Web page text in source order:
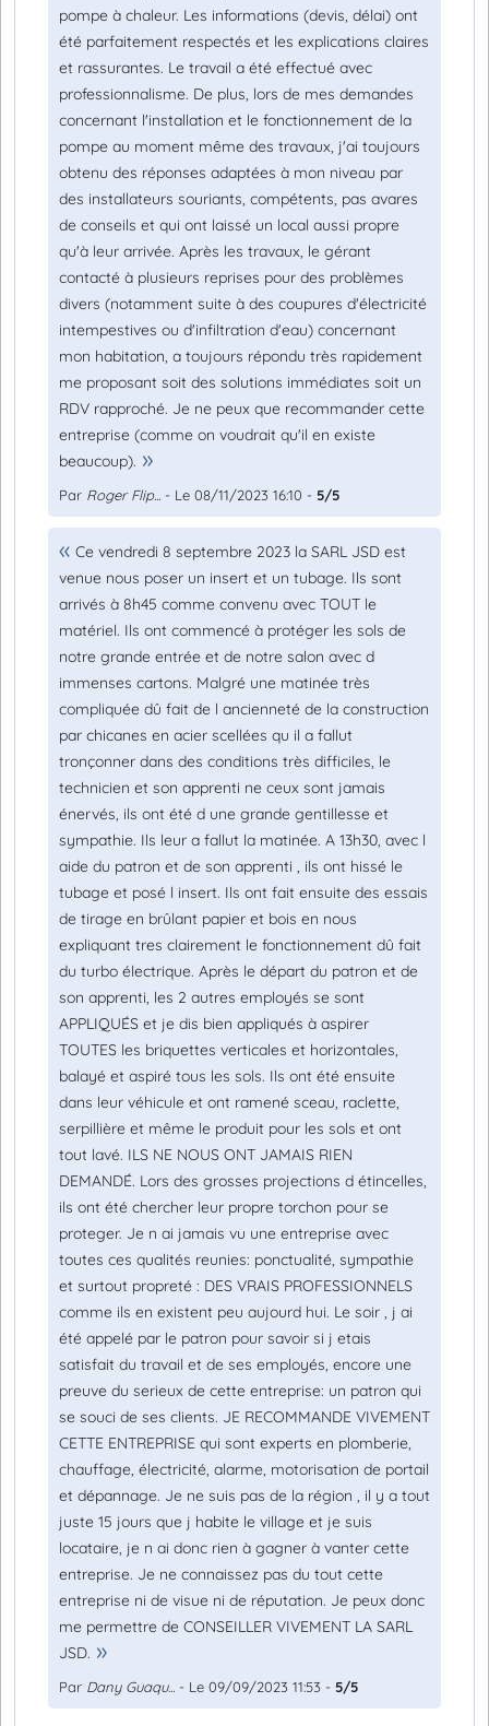
pompe à chaleur. Les informations (devis, délai) ont
été parfaitement respectés et les explications claires
et rassurantes. Le travail a été effectué avec
professionnalisme. De plus, lors de mes demandes
concernant l'installation et le fonctionnement de la
pompe au moment même des travaux, j'ai toujours
obtenu des réponses adaptées à mon niveau par
des installateurs souriants, compétents, pas avares
de conseils et qui ont laissé un local aussi propre
qu'à leur arrivée. Après les travaux, le gérant
contacté à plusieurs reprises pour des problèmes
divers (notamment suite à des coupures d'électricité
intempestives ou d'infiltration d'eau) concernant
mon habitation, a toujours répondu très rapidement
me proposant soit des solutions immédiates soit un
RDV rapproché. Je ne peux que recommander cette
entreprise (comme on voudrait qu'il en existe
beaucoup).
Par Roger Flip... - Le 08/11/2023 16:10 - 5/5
Ce vendredi 8 septembre 2023 la SARL JSD est
venue nous poser un insert et un tubage. Ils sont
arrivés à 8h45 comme convenu avec TOUT le
matériel. Ils ont commencé à protéger les sols de
notre grande entrée et de notre salon avec d
immenses cartons. Malgré une matinée très
compliquée dû fait de l ancienneté de la construction
par chicanes en acier scellées qu il a fallut
tronçonner dans des conditions très difficiles, le
technicien et son apprenti ne ceux sont jamais
énervés, ils ont été d une grande gentillesse et
sympathie. Ils leur a fallut la matinée. A 13h30, avec l
aide du patron et de son apprenti , ils ont hissé le
tubage et posé l insert. Ils ont fait ensuite des essais
de tirage en brûlant papier et bois en nous
expliquant tres clairement le fonctionnement dû fait
du turbo électrique. Après le départ du patron et de
son apprenti, les 2 autres employés se sont
APPLIQUÉS et je dis bien appliqués à aspirer
TOUTES les briquettes verticales et horizontales,
balayé et aspiré tous les sols. Ils ont été ensuite
dans leur véhicule et ont ramené sceau, raclette,
serpillière et même le produit pour les sols et ont
tout lavé. ILS NE NOUS ONT JAMAIS RIEN
DEMANDÉ. Lors des grosses projections d étincelles,
ils ont été chercher leur propre torchon pour se
proteger. Je n ai jamais vu une entreprise avec
toutes ces qualités reunies: ponctualité, sympathie
et surtout propreté : DES VRAIS PROFESSIONNELS
comme ils en existent peu aujourd hui. Le soir , j ai
été appelé par le patron pour savoir si j etais
satisfait du travail et de ses employés, encore une
preuve du serieux de cette entreprise: un patron qui
se souci de ses clients. JE RECOMMANDE VIVEMENT
CETTE ENTREPRISE qui sont experts en plomberie,
chauffage, électricité, alarme, motorisation de portail
et dépannage. Je ne suis pas de la région , il y a tout
juste 15 jours que j habite le village et je suis
locataire, je n ai donc rien à gagner à vanter cette
entreprise. Je ne connaissez pas du tout cette
entreprise ni de visue ni de réputation. Je peux donc
me permettre de CONSEILLER VIVEMENT LA SARL
JSD.
Par Dany Guaqu... - Le 09/09/2023 11:53 - 5/5